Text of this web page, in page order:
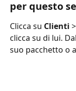
per questo
Clicca su Clienti >
clicca su di lui.
suo pacchetto o